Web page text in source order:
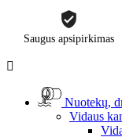
Saugus apsipirkimas

Nuotekų,
Vidaus